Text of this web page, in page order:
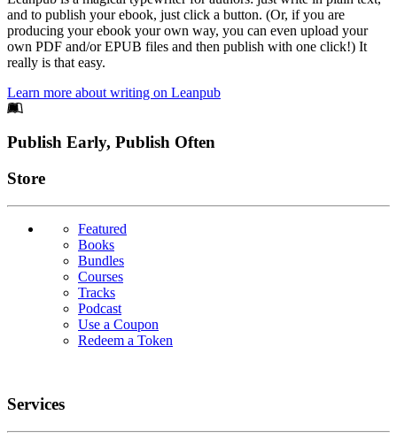
and to publish your ebook, just click a button. (Or, if you are
producing your ebook your own way, you can even upload your
own PDF and/or EPUB files and then publish with one click!) It
really is that easy.
Learn more about writing on Leanpub
Footer
Publish Early, Publish Often
Links
Store
Featured
Books
Bundles
Courses
Tracks
Podcast
Use a Coupon
Redeem a Token
Services